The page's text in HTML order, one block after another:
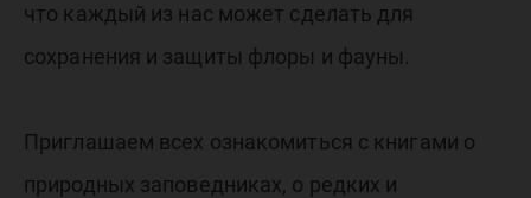
что каждый из нас может сделать для
сохранения и защиты флоры и фауны.
Приглашаем всех ознакомиться с книгами о
природных заповедниках, о редких и